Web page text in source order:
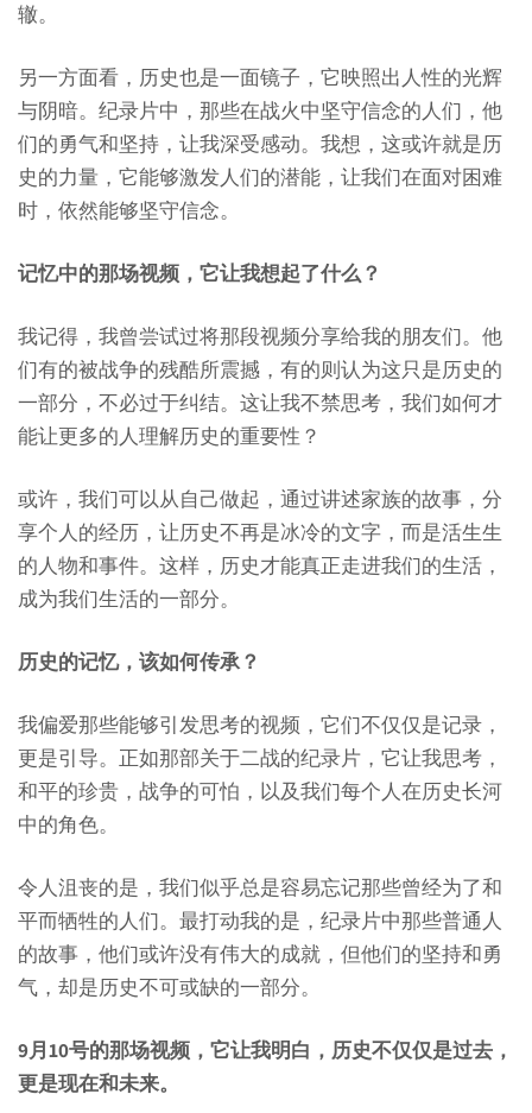
辙。
另一方面看，历史也是一面镜子，它映照出人性的光辉
与阴暗。纪录片中，那些在战火中坚守信念的人们，他
们的勇气和坚持，让我深受感动。我想，这或许就是历
史的力量，它能够激发人们的潜能，让我们在面对困难
时，依然能够坚守信念。
记忆中的那场视频，它让我想起了什么？
我记得，我曾尝试过将那段视频分享给我的朋友们。他
们有的被战争的残酷所震撼，有的则认为这只是历史的
一部分，不必过于纠结。这让我不禁思考，我们如何才
能让更多的人理解历史的重要性？
或许，我们可以从自己做起，通过讲述家族的故事，分
享个人的经历，让历史不再是冰冷的文字，而是活生生
的人物和事件。这样，历史才能真正走进我们的生活，
成为我们生活的一部分。
历史的记忆，该如何传承？
我偏爱那些能够引发思考的视频，它们不仅仅是记录，
更是引导。正如那部关于二战的纪录片，它让我思考，
和平的珍贵，战争的可怕，以及我们每个人在历史长河
中的角色。
令人沮丧的是，我们似乎总是容易忘记那些曾经为了和
平而牺牲的人们。最打动我的是，纪录片中那些普通人
的故事，他们或许没有伟大的成就，但他们的坚持和勇
气，却是历史不可或缺的一部分。
9月10号的那场视频，它让我明白，历史不仅仅是过去，
更是现在和未来。